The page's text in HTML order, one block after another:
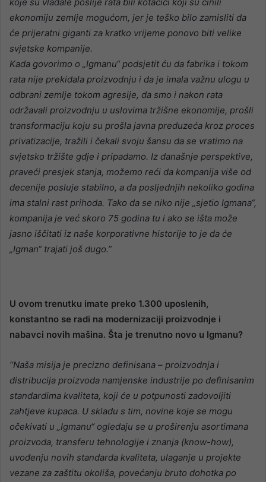
koje su vladale poslije rata bili kotačići koji su činili
ekonomiju zemlje mogućom, jer je teško bilo zamisliti da
će prijeratni giganti za kratko vrijeme ponovo biti velike
svjetske kompanije.
Kada govorimo o „Igmanu“ podsjetit ću da fabrika i tokom
rata nije prekidala proizvodnju i da je imala važnu ulogu u
odbrani zemlje tokom agresije, da smo i nakon rata
održavali proizvodnju u uslovima tržišne ekonomije, prošli
transformaciju koju su prošla javna preduzeća kroz proces
privatizacije, tražili i čekali svoju šansu da se vratimo na
svjetsko tržište gdje i pripadamo. Iz današnje perspektive,
praveći presjek stanja, možemo reći da kompanija više od
decenije posluje stabilno, a da posljednjih nekoliko godina
ima stalni rast prihoda. Tako da se niko nije „sjetio Igmana“,
kompanija je već skoro 75 godina tu i ako se išta može
jasno iščitati iz naše korporativne historije to je da će
„Igman“ trajati još dugo.”
U ovom trenutku imate preko 1.300 uposlenih,
konstantno se radi na modernizaciji proizvodnje i
nabavci novih mašina. Šta je trenutno novo u Igmanu?
“Naša misija je precizno definisana – proizvodnja i
distribucija proizvoda namjenske industrije po definisanim
standardima kvaliteta, koji će u potpunosti zadovoljiti
zahtjeve kupaca. U skladu s tim, novine koje se mogu
očekivati u „Igmanu“ ogledaju se u proširenju asortimana
proizvoda, transferu tehnologije i znanja (know-how),
uvođenju novih standarda kvaliteta, ulaganje u projekte
vezane za zaštitu okoliša, povećanju bruto dohotka po